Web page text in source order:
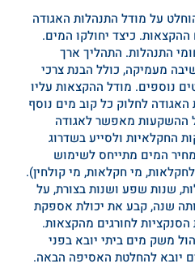
כי בשנת 2015 עת הוחלט על מודל התנהלות האגודה
כיצד יחולקו המים.
התנהלות. התהליך ארך
מעמיקה, כולל הבנת צרכי
נוספים. מודל ההקצאות עליו
האגודה לחלוק כל קוב מים נוסף
ההשקעות מאפשר לאגודה
החקלאיות ולסייע בשדרוג
המים מתייחס לשימוש
מי חקלאות, מי קולחין).
שנות שפע ושנות בצורת, על
במאגרים ב- 1.4 באותה שנה, קבע את יכולת אספקת
לחורגים מהקצאות.
משק מים ביתי יובא בפני
יובא להחלטת האסיפה הבאה.